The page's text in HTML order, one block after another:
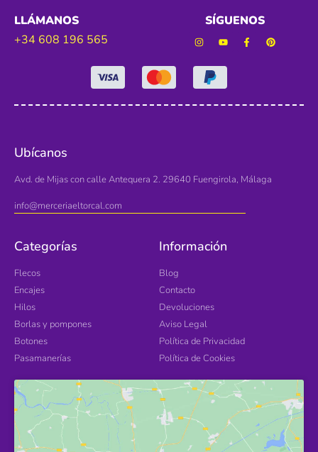
LLÁMANOS
+34 608 196 565
SÍGUENOS
Ubícanos
Avd. de Mijas con calle Antequera 2. 29640 Fuengirola, Málaga
info@merceriaeltorcal.com
Categorías
Flecos
Encajes
Hilos
Borlas y pompones
Botones
Pasamanerías
Información
Blog
Contacto
Devoluciones
Aviso Legal
Política de Privacidad
Política de Cookies